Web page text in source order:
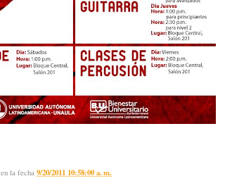
en la fecha 9/20/2011 10:58:00 a. m.